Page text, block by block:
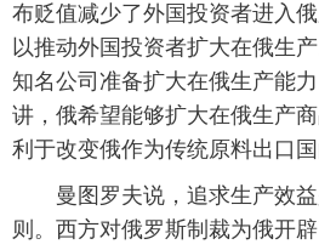
图片 视频
旅游 健康
富媒体 摄影
布贬值减少了外国投资者进入
以推动外国投资者扩大在俄生
知名公司准备扩大在俄生产能
讲，俄希望能够扩大在俄生产
利于改变俄作为传统原料出口国
曼图罗夫说，追求生产效益
则。西方对俄罗斯制裁为俄开